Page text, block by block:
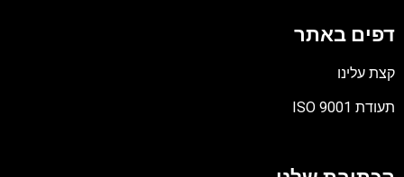
דפים באתר
קצת עלינו
תעודת ISO 9001
PDF